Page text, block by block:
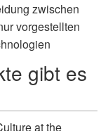
zwischen
vorgestellten
gibt es
at the